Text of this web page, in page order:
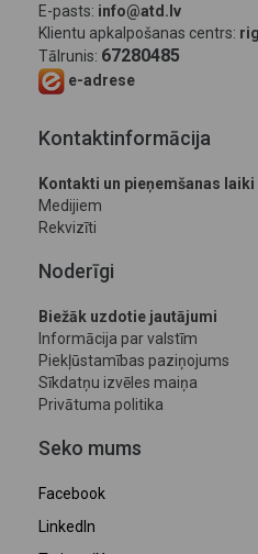
E-pasts: info@atd.lv
Klientu apkalpošanas centrs:
Tālrunis: 67280485
e-adrese
Kontaktinformācija
Kontakti un pieņemšanas laiki
Medijiem
Rekvizīti
Noderīgi
Biežāk uzdotie jautājumi
Informācija par valstīm
Piekļūstamības paziņojums
Sīkdatņu izvēles maiņa
Privātuma politika
Seko mums
Facebook
LinkedIn